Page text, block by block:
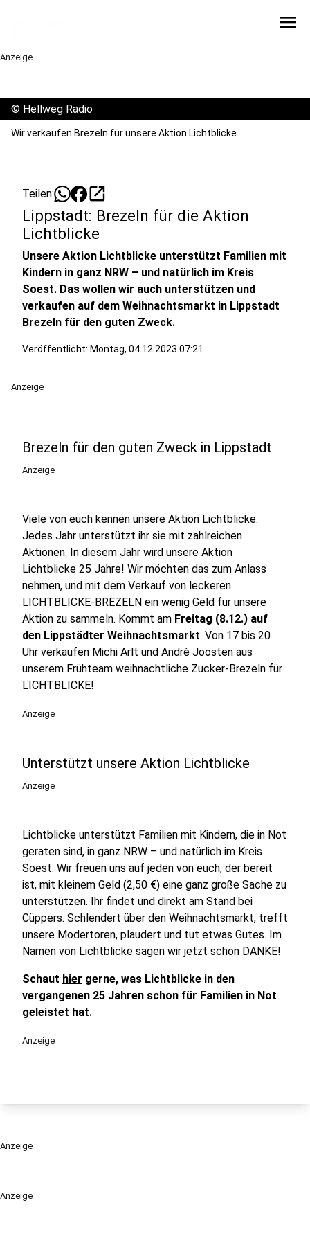
menu
Anzeige
Anzeige
© Hellweg Radio
Wir verkaufen Brezeln für unsere Aktion Lichtblicke.
Teilen: open_in_new
Lippstadt: Brezeln für die Aktion
Lichtblicke
Unsere Aktion Lichtblicke unterstützt Familien mit
Kindern in ganz NRW – und natürlich im Kreis
Soest. Das wollen wir auch unterstützen und
verkaufen auf dem Weihnachtsmarkt in Lippstadt
Brezeln für den guten Zweck.
Veröffentlicht: Montag, 04.12.2023 07:21
Anzeige
Brezeln für den guten Zweck in Lippstadt
Anzeige
Viele von euch kennen unsere Aktion Lichtblicke.
Jedes Jahr unterstützt ihr sie mit zahlreichen
Aktionen. In diesem Jahr wird unsere Aktion
Lichtblicke 25 Jahre! Wir möchten das zum Anlass
nehmen, und mit dem Verkauf von leckeren
LICHTBLICKE-BREZELN ein wenig Geld für unsere
Aktion zu sammeln. Kommt am Freitag (8.12.) auf
den Lippstädter Weihnachtsmarkt. Von 17 bis 20
Uhr verkaufen Michi Arlt und Andrè Joosten aus
unserem Frühteam weihnachtliche Zucker-Brezeln für
LICHTBLICKE!
Anzeige
Unterstützt unsere Aktion Lichtblicke
Anzeige
Lichtblicke unterstützt Familien mit Kindern, die in Not
geraten sind, in ganz NRW – und natürlich im Kreis
Soest. Wir freuen uns auf jeden von euch, der bereit
ist, mit kleinem Geld (2,50 €) eine ganz große Sache zu
unterstützen. Ihr findet und direkt am Stand bei
Cüppers. Schlendert über den Weihnachtsmarkt, trefft
unsere Modertoren, plaudert und tut etwas Gutes. Im
Namen von Lichtblicke sagen wir jetzt schon DANKE!
Schaut hier gerne, was Lichtblicke in den
vergangenen 25 Jahren schon für Familien in Not
geleistet hat.
Anzeige
Anzeige